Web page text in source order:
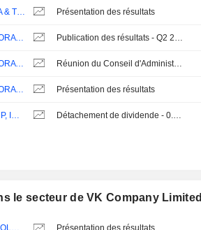
TRUMP MEDIA & TECHNOLOGY GROUP CORP. Présentation des résultats
WEIBO CORPORATION Publication des résultats - Q2 2026
WEIBO CORPORATION Réunion du Conseil d'Administration
WEIBO CORPORATION Présentation des résultats
MATCH GROUP, INC. Détachement de dividende - 0.2 USD
le secteur de VK Company Limited
NEXTDOOR HOLDINGS, INC. Présentation des résultats